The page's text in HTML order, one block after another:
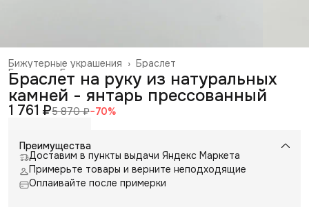
Браслет
Бижутерные украшения ›
Галантерея и аксессуары
Главная ›
Браслет на руку из натуральных
камней - янтарь прессованный
1 761 ₽5 870 ₽−70%
Преимущества
Доставим в пункты выдачи Яндекс Маркета
Примерьте товары и верните неподходящие
Оплаивайте после примерки